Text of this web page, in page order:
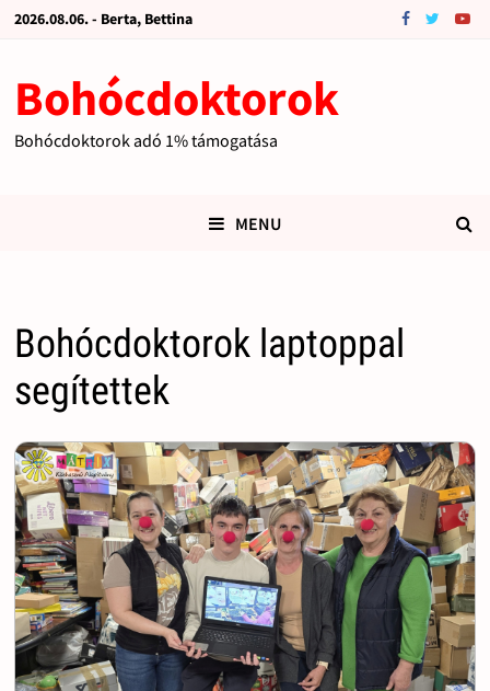
2026.08.06. - Berta, Bettina
Bohócdoktorok
Bohócdoktorok adó 1% támogatása
MENU
Bohócdoktorok laptoppal
segítettek